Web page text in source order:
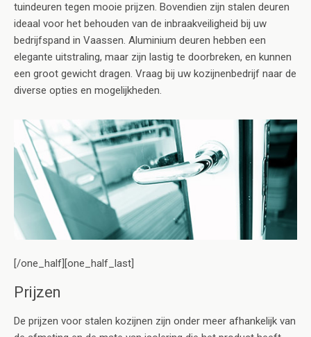
tuindeuren tegen mooie prijzen. Bovendien zijn stalen deuren
ideaal voor het behouden van de inbraakveiligheid bij uw
bedrijfspand in Vaassen. Aluminium deuren hebben een
elegante uitstraling, maar zijn lastig te doorbreken, en kunnen
een groot gewicht dragen. Vraag bij uw kozijnenbedrijf naar de
diverse opties en mogelijkheden.
[/one_half][one_half_last]
Prijzen
De prijzen voor stalen kozijnen zijn onder meer afhankelijk van